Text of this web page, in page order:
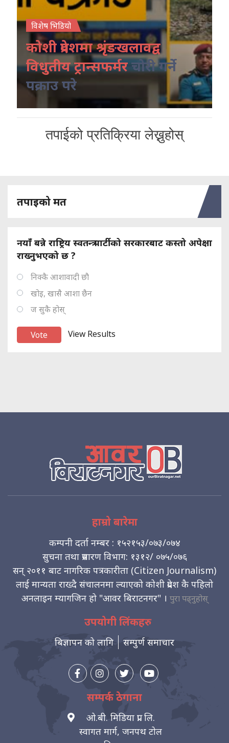
विशेष भिडियो
कोशी प्रदेशमा श्रृंङखलावद्व
विधुतीय ट्रान्सफर्मरचोरी गर्ने
पक्राउ परे
तपाईको प्रतिक्रिया लेख्नुहोस्
तपाइको मत
नयाँ बन्ने राष्ट्रिय स्वतन्त्र पार्टीको सरकारबाट कस्तो अपेक्षा
राख्नुभएको छ ?
निक्कै आशावादी छौ
खोइ, खासै आशा छैन
ज सुकै होस्
View Results
हाम्रो बारेमा
कम्पनी दर्ता नम्बर : १५२१५३/०७३/०७४
सुचना तथा प्रसारण विभाग: १३१२/ ०७५/०७६
सन् २०११ बाट नागरिक पत्रकारीता (Citizen Journalism)
लाई मान्यता राख्दै संचालनमा ल्याएको कोशी प्रदेश कै पहिलो
अनलाइन म्यागजिन हो "आवर बिराटनगर" । पुरा पढ्नुहोस्
उपयोगी लिंकहरु
बिज्ञापन को लागि सम्पुर्ण समाचार
सम्पर्क ठेगाना
ओ.बी. मिडिया प्रा. लि.
स्वागत मार्ग, जनपथ टोल